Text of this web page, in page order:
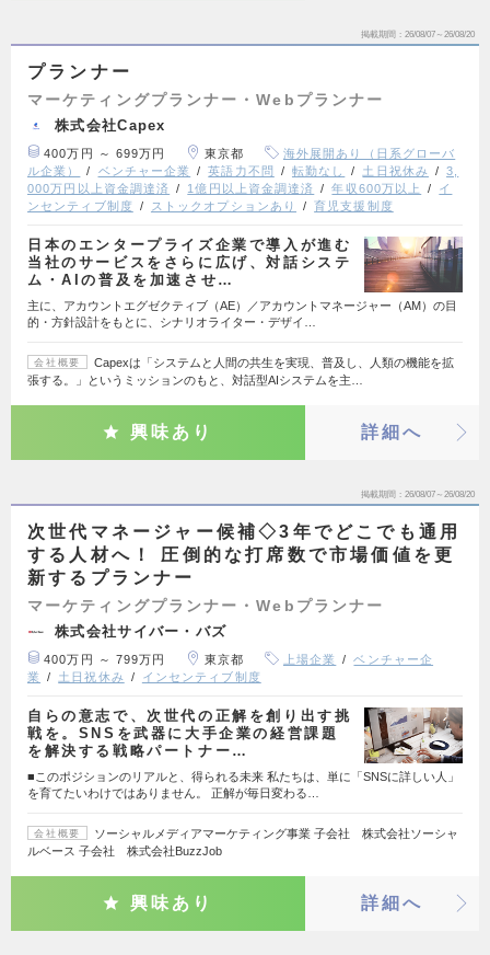
掲載期間 26/08/07～26/08/20
プランナー
マーケティングプランナー・Webプランナー
株式会社Capex
400万円 ～ 699万円 東京都
海外展開あり（日系グローバ
ル企業）
ベンチャー企業 英語力不問 転勤なし 土日祝休み
3,
000万円以上資金調達済
1億円以上資金調達済 年収600万以上
イ
ンセンティブ制度
ストックオプションあり 育児支援制度
日本のエンタープライズ企業で導入が進む
当社のサービスをさらに広げ、対話システ
ム・AIの普及を加速させ…
主に、アカウントエグゼクティブ（AE）／アカウントマネージャー（AM）の目
的・方針設計をもとに、シナリオライター・デザイ…
会社概要
Capexは「システムと人間の共生を実現、普及し、人類の機能を拡
張する。」というミッションのもと、対話型AIシステムを主…
興味あり 詳細へ
掲載期間 26/08/07～26/08/20
次世代マネージャー候補◇3年でどこでも通用
する人材へ！ 圧倒的な打席数で市場価値を更
新するプランナー
マーケティングプランナー・Webプランナー
株式会社サイバー・バズ
400万円 ～ 799万円 東京都 上場企業
ベンチャー企
業
土日祝休み インセンティブ制度
自らの意志で、次世代の正解を創り出す挑
戦を。SNSを武器に大手企業の経営課題
を解決する戦略パートナー…
■このポジションのリアルと、得られる未来 私たちは、単に「SNSに詳しい人」
を育てたいわけではありません。 正解が毎日変わる…
会社概要
ソーシャルメディアマーケティング事業 子会社 株式会社ソーシャ
ルベース 子会社 株式会社BuzzJob
興味あり 詳細へ